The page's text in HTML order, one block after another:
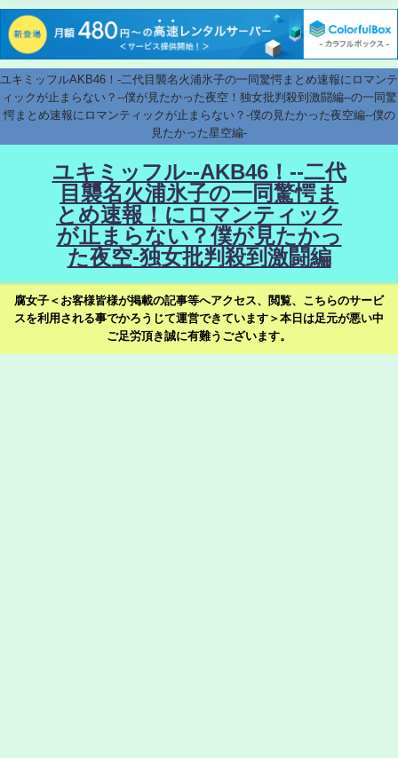
ユキミッフルAKB46！-二代目襲名火浦氷子の一同驚愕まとめ速報にロマンテ
ィックが止まらない？--僕が見たかった夜空！独女批判殺到激闘編--の一同驚
愕まとめ速報にロマンティックが止まらない？-僕の見たかった夜空編--僕の
見たかった星空編-
ユキミッフル--AKB46！--二代
目襲名火浦氷子の一同驚愕ま
とめ速報！にロマンティック
が止まらない？僕が見たかっ
た夜空-独女批判殺到激闘編
腐女子＜お客様皆様が掲載の記事等へアクセス、閲覧、こちらのサービ
スを利用される事でかろうじて運営できています＞本日は足元が悪い中
ご足労頂き誠に有難うございます。